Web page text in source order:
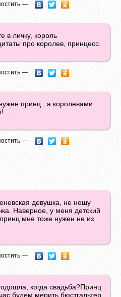
—
в личку, король
про королев, принцесс.
—
принц , а королевами
—
девушка, не ношу
Наверное, у меня детский
мне тоже нужен не из
—
когда свадьба?Принц :
будем мерить бюстгальтер